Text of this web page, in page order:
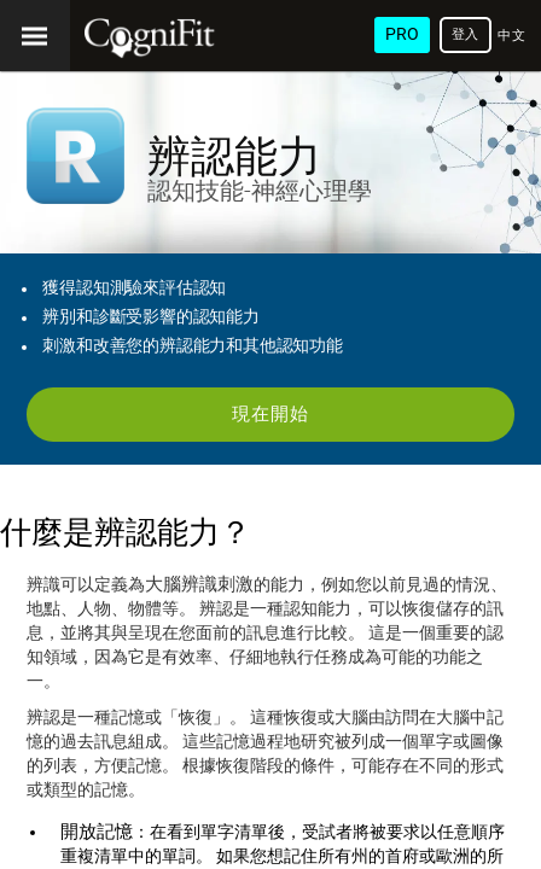
PRO 中文
(繁
體)
登入
辨認能力
認知技能-神經心理學
獲得認知測驗來評估認知
辨別和診斷受影響的認知能力
刺激和改善您的辨認能力和其他認知功能
現在開始
什麼是辨認能力？
辨識可以定義為大腦辨識刺激的能力，例如您以前見過的情況、
地點、人物、物體等。 辨認是一種認知能力，可以恢復儲存的訊
息，並將其與呈現在您面前的訊息進行比較。 這是一個重要的認
知領域，因為它是有效率、仔細地執行任務成為可能的功能之
一。
辨認是一種記憶或「恢復」。 這種恢復或大腦由訪問在大腦中記
憶的過去訊息組成。 這些記憶過程地研究被列成一個單字或圖像
的列表，方便記憶。 根據恢復階段的條件，可能存在不同的形式
或類型的記憶。
開放記憶 ：在看到單字清單後，受試者將被要求以任意順序
重複清單中的單詞。 如果您想記住所有州的首府或歐洲的所